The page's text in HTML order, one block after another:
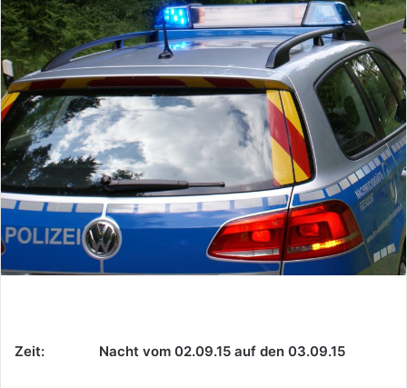
Zeit: Nacht vom 02.09.15 auf den 03.09.15